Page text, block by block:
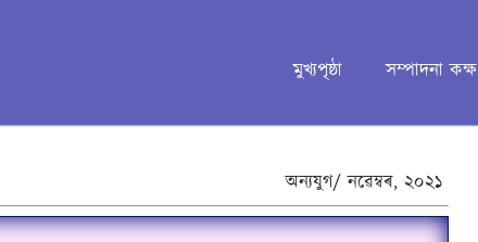
মুখ্যপৃষ্ঠা সম্পাদনা কক্ষ
অন্যযুগ/নৱেম্বৰ,২০২১